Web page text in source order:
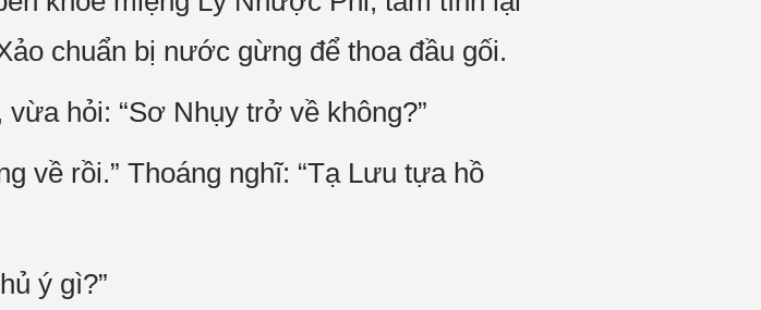
chuẩn bị nước gừng để thoa đầu gối.
hỏi: “Sơ Nhụy trở về không?”
về rồi.” Thoáng nghĩ: “Tạ Lưu tựa hồ
ý gì?”